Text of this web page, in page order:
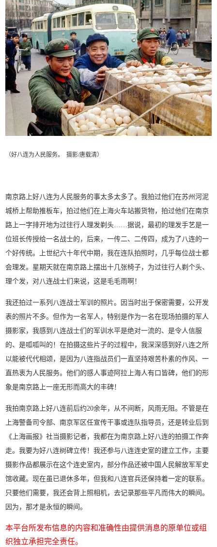
（好八连为人民服务。 摄影/唐载清）
南京路上好八连为人民服务的事太多太多了。我拍过他们在苏州河泥
城桥上帮助推板车，拍过他们在上海火车站搬货物，拍过他们在南京
路上一字排开地为过往行人理发剃头……据说，最初的理发手艺是一
位班长传授给一名战士的，后来，一传二、二传四，成为了八连的一
个好传统。上世纪六十年代中期，我在连队拍照时，几乎每位战士都
会理发。星期天就在南京路上摆出十几张椅子，为过往行人剃个头、
理个发，对八连战士们来说，这是毛毛雨啊！
我还拍过一系列八连战士军训的照片。因当时出于保密需要，公开发
表的照片不多。但作为一名军人，特别是作为一名在现场拍摄的军人
摄影家，我感到八连战士们的军训水平是绝对一流的、是令人信服
的、是呱呱叫的！在拍摄这些片子的过程中，我深深感到好八连之所
以能被代代相颂，是因为八连指战员们一直坚持艰苦朴素的作风、一
直热衷为人民服务。他们的感人事迹阿拉上海人有口皆碑，他们的形
象是南京路上一座无形而高大的丰碑！
我拍南京路上好八连前后约20余年，从不间断，风雨无阻。不管是在
上海警备司令部、南京军区任宣传干事或连队指导员，还是转业后到
《上海画报》社当摄影记者，我都在为南京路上好八连的拍摄工作奔
走。我要为好八连树碑立传！我还参与八连连史室的建立工作，主要
摄影作品都展示在这个连史室内，部分作品还被中国人民解放军军史
馆收藏。现在虽已退休多年，但我和八连官兵还保持着一定的联系。
只要他们需要，我还会背上照相机，去记录那些平凡而伟大的瞬间。
因为，那才是永恒的瞬间。
本平台所发布信息的内容和准确性由提供消息的原单位或组
织独立承担完全责任。